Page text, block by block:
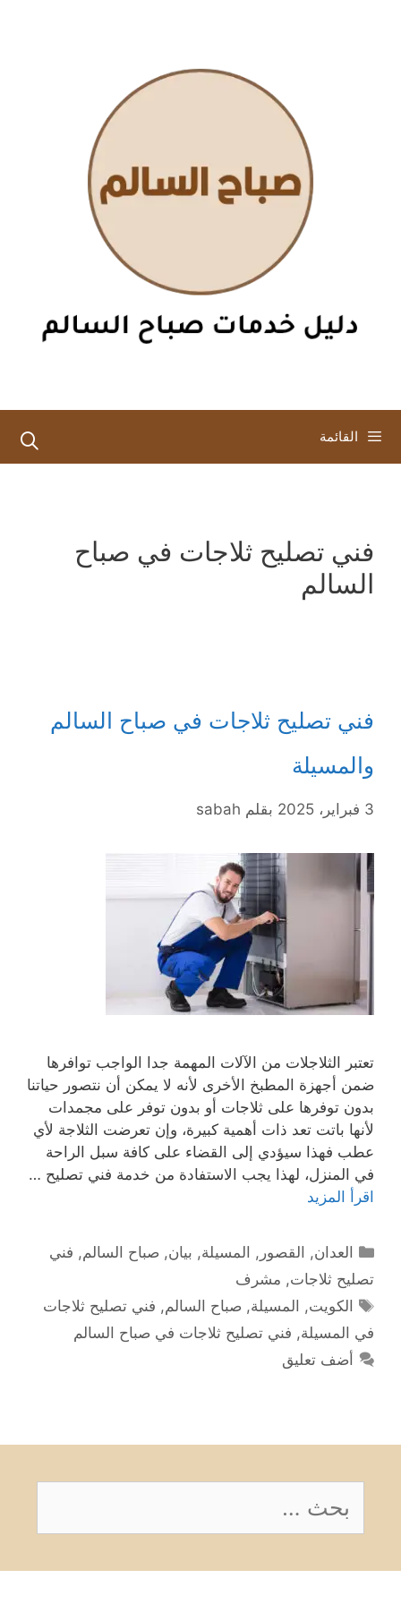
القائمة
فني تصليح ثلاجات في صباح
السالم
فني تصليح ثلاجات في صباح السالم
والمسيلة
3 فبراير، 2025 بقلم sabah
تعتبر الثلاجلات من الآلات المهمة جدا الواجب توافرها
ضمن أجهزة المطبخ الأخرى لأنه لا يمكن أن نتصور حياتنا
بدون توفرها على ثلاجات أو بدون توفر على مجمدات
لأنها باتت تعد ذات أهمية كبيرة، وإن تعرضت الثلاجة لأي
عطب فهذا سيؤدي إلى القضاء على كافة سبل الراحة
في المنزل، لهذا يجب الاستفادة من خدمة فني تصليح …
اقرأ المزيد
التصنيفات
العدان, القصور , المسيلة, بيان, صباح السالم, فني
تصليح ثلاجات, مشرف
الوسوم
الكويت, المسيلة, صباح السالم, فني تصليح ثلاجات
في المسيلة, فني تصليح ثلاجات في صباح السالم
أضف تعليق
عن: